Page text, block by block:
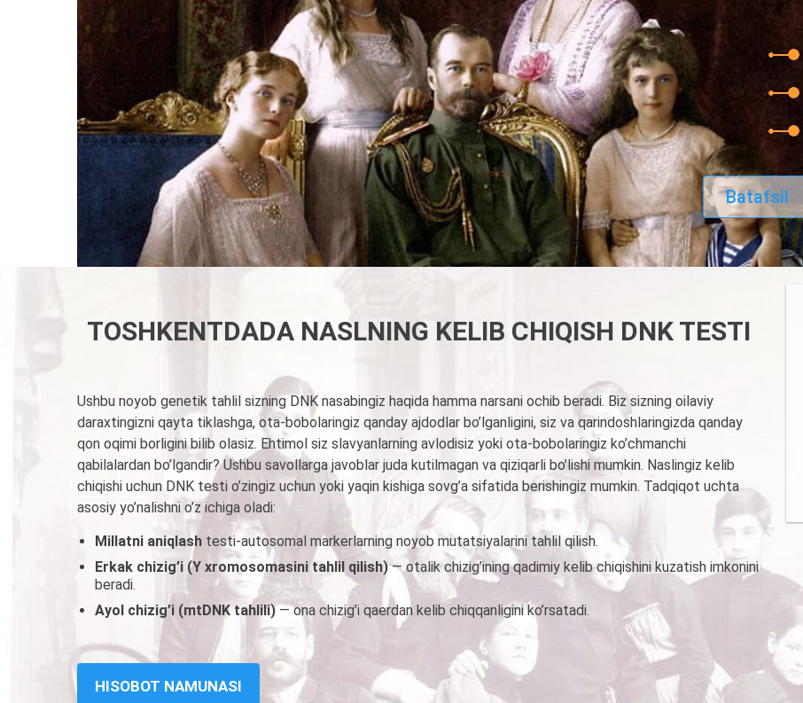
Batafsil
TOSHKENTDADA NASLNING KELIB CHIQISH DNK TESTI
Ushbu noyob genetik tahlil sizning DNK nasabingiz haqida hamma narsani ochib beradi. Biz sizning oilaviy
daraxtingizni qayta tiklashga, ota-bobolaringiz qanday ajdodlar bo’lganligini, siz va qarindoshlaringizda qanday
qon oqimi borligini bilib olasiz. Ehtimol siz slavyanlarning avlodisiz yoki ota-bobolaringiz ko’chmanchi
qabilalardan bo’lgandir? Ushbu savollarga javoblar juda kutilmagan va qiziqarli bo’lishi mumkin. Naslingiz kelib
chiqishi uchun DNK testi o’zingiz uchun yoki yaqin kishiga sovg’a sifatida berishingiz mumkin. Tadqiqot uchta
asosiy yo’nalishni o’z ichiga oladi:
Millatni aniqlash testi-autosomal markerlarning noyob mutatsiyalarini tahlil qilish.
Erkak chizig’i (Y xromosomasini tahlil qilish)— otalik chizig’ining qadimiy kelib chiqishini kuzatish imkonini
beradi.
Ayol chizig’i (mtDNK tahlili)— ona chizig’i qaerdan kelib chiqqanligini ko’rsatadi.
HISOBOT NAMUNASI